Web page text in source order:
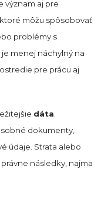
význam aj pre
ktoré môžu spôsobovať
problémy s
menej náchylný na
pre prácu aj
dáta
dokumenty,
údaje. Strata alebo
následky, najmä